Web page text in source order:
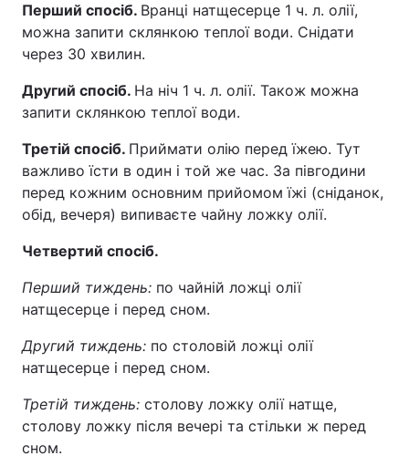
Перший спосіб. Вранці натщесерце 1 ч. л. олії,
можна запити склянкою теплої води. Снідати
через 30 хвилин.
Другий спосіб. На ніч 1 ч. л. олії. Також можна
запити склянкою теплої води.
Третій спосіб. Приймати олію перед їжею. Тут
важливо їсти в один і той же час. За півгодини
перед кожним основним прийомом їжі (сніданок,
обід, вечеря) випиваєте чайну ложку олії.
Четвертий спосіб.
Перший тиждень: по чайній ложці олії
натщесерце і перед сном.
Другий тиждень: по столовій ложці олії
натщесерце і перед сном.
Третій тиждень: столову ложку олії натще,
столову ложку після вечері та стільки ж перед
сном.